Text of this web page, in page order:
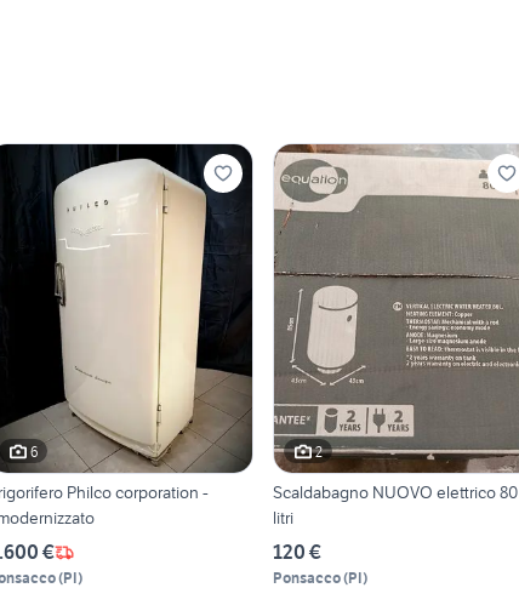
6
Philco corporation -
€
(PI)
2
Scaldabagno NUOVO elettrico 80
litri
120 €
Ponsacco(PI)